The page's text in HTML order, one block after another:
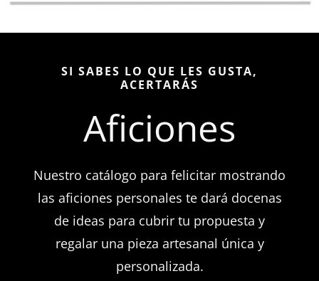
SI SABES LO QUE LES GUSTA,
ACERTARÁS
Aficiones
Nuestro catálogo para felicitar mostrando
las aficiones personales te dará docenas
de ideas para cubrir tu propuesta y
regalar una pieza artesanal única y
personalizada.